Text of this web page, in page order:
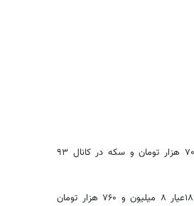
حاکی از آن است که طلا در کانال ۸ میلیون و ۷۰۰ هزار تومان و سکه در کانال ۹۳
در حالی وارد روز پنج‌شنبه، سیزدهم شهریورماه شد که هر گرم طلای ۱۸عیار ۸ میلیون و ۷۶۰ هزار تومان